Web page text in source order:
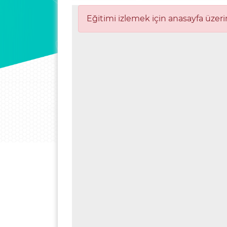
Eğitimi izlemek için anasayfa